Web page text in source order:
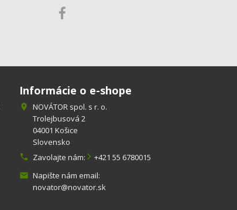
Informácie o e-shope

NOVÁTOR spol. s r. o.
Trolejbusová 2
04001 Košice
Slovensko
 Zavolajte nám: +421 55 6780015
 Napište nám email:
novator@novator.sk